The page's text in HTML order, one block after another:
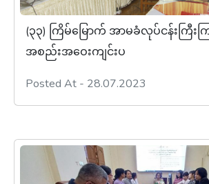
(၃၃) ကြိမ်မြောက် အာမခံလုပ်ငန်းကြီး
အစည်းအဝေးကျင်းပ
Posted At - 28.07.2023